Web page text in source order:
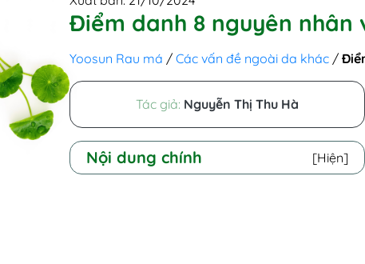
Điểm danh 8 nguyên nhân
Yoosun Rau má / Các vấn đề ngoài da khác /
Tác giả: Nguyễn Thị Thu Hà
Nội dung chính [Hiện]